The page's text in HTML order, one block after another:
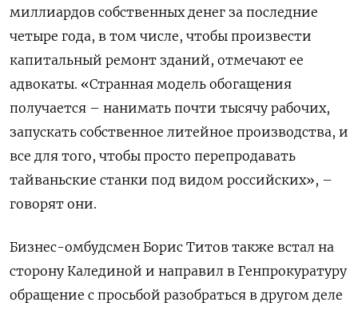
миллиардов собственных денег за последние
четыре года, в том числе, чтобы произвести
капитальный ремонт зданий, отмечают ее
адвокаты. «Странная модель обогащения
получается – нанимать почти тысячу рабочих,
запускать собственное литейное производства, и
все для того, чтобы просто перепродавать
тайваньские станки под видом российских», –
говорят они.
Бизнес-омбудсмен Борис Титов также встал на
сторону Калединой и направил в Генпрокуратуру
обращение с просьбой разобраться в другом деле